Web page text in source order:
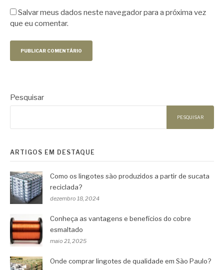
Salvar meus dados neste navegador para a próxima vez
que eu comentar.
Pesquisar
PESQUISAR
ARTIGOS EM DESTAQUE
Como os lingotes são produzidos a partir de sucata
reciclada?
dezembro 18, 2024
Conheça as vantagens e benefícios do cobre
esmaltado
maio 21, 2025
Onde comprar lingotes de qualidade em São Paulo?